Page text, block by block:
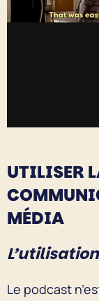
UTILISER
MÉDIA
Le podcast